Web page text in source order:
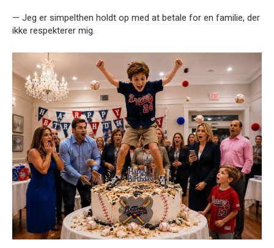
— Jeg er simpelthen holdt op med at betale for en familie, der
ikke respekterer mig.